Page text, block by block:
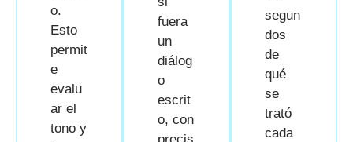
o.
Esto
permit
e
evalu
ar el
tono y
fuera
un
diálog
o
escrit
o, con
segun
dos
de
qué
se
trató
cada